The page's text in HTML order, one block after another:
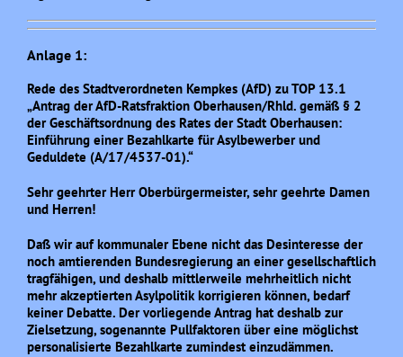
Anlage 1:
Rede des Stadtverordneten Kempkes (AfD) zu TOP 13.1
„Antrag der AfD-Ratsfraktion Oberhausen/Rhld. gemäß § 2
der Geschäftsordnung des Rates der Stadt Oberhausen:
Einführung einer Bezahlkarte für Asylbewerber und
Geduldete (A/17/4537-01).“
Sehr geehrter Herr Oberbürgermeister, sehr geehrte Damen
und Herren!
Daß wir auf kommunaler Ebene nicht das Desinteresse der
noch amtierenden Bundesregierung an einer gesellschaftlich
tragfähigen, und deshalb mittlerweile mehrheitlich nicht
mehr akzeptierten Asylpolitik korrigieren können, bedarf
keiner Debatte. Der vorliegende Antrag hat deshalb zur
Zielsetzung, sogenannte Pullfaktoren über eine möglichst
personalisierte Bezahlkarte zumindest einzudämmen.